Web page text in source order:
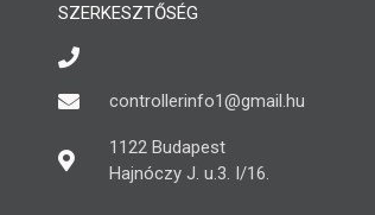
SZERKESZTŐSÉG
controllerinfo1@gmail.hu
1122 Budapest
Hajnóczy J. u.3. I/16.